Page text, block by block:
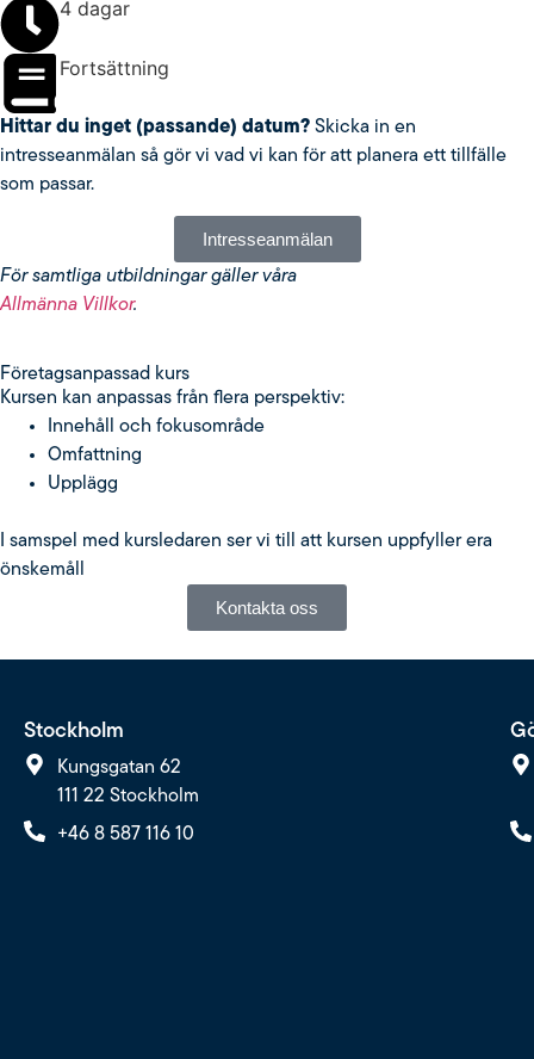
4 dagar
Fortsättning
Hittar du inget (passande) datum? Skicka in en
intresseanmälan så gör vi vad vi kan för att planera ett tillfälle
som passar.
Intresseanmälan
För samtliga utbildningar gäller våra
Allmänna Villkor.
Fö­re­tags­an­pas­sad kurs
Kursen kan anpassas från flera perspektiv:
Innehåll och fokusområde
Omfattning
Upplägg
I samspel med kursledaren ser vi till att kursen uppfyller era
önskemåll
Kontakta oss
Stockholm
Kungsgatan 62
111 22 Stockholm
+46 8 587 116 10